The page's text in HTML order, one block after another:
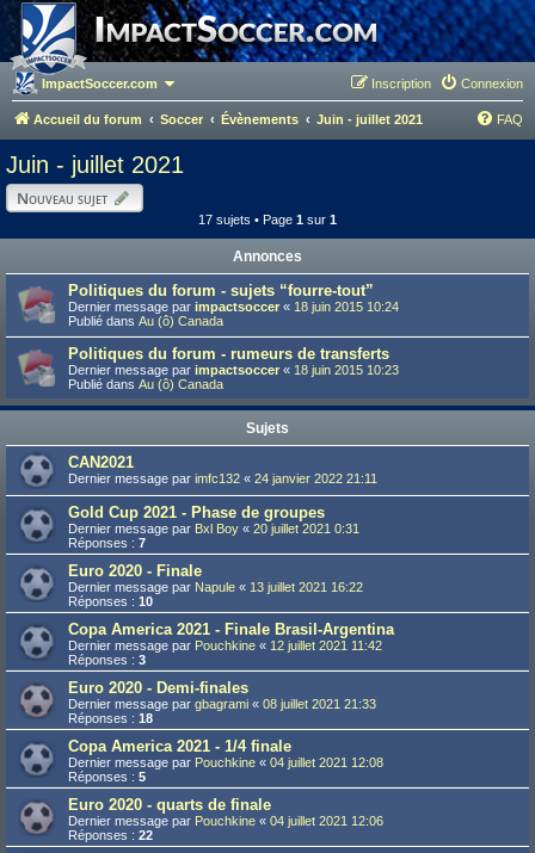
ImpactSoccer.com Connexion
Inscription
Accueil du forum Soccer Évènements Juin - juillet 2021 FAQ
Juin - juillet 2021
Nouveau sujet
17 sujets • Page 1 sur 1
Annonces
Politiques du forum - sujets “fourre-tout”
Dernier message par impactsoccer « 18 juin 2015 10:24
Publié dans Au (ô) Canada
Politiques du forum - rumeurs de transferts
Dernier message par impactsoccer « 18 juin 2015 10:23
Publié dans Au (ô) Canada
Sujets
CAN2021
Dernier message par imfc132 « 24 janvier 2022 21:11
Gold Cup 2021 - Phase de groupes
Dernier message par Bxl Boy « 20 juillet 2021 0:31
Réponses : 7
Euro 2020 - Finale
Dernier message par Napule « 13 juillet 2021 16:22
Réponses : 10
Copa America 2021 - Finale Brasil-Argentina
Dernier message par Pouchkine « 12 juillet 2021 11:42
Réponses : 3
Euro 2020 - Demi-finales
Dernier message par gbagrami « 08 juillet 2021 21:33
Réponses : 18
Copa America 2021 - 1/4 finale
Dernier message par Pouchkine « 04 juillet 2021 12:08
Réponses : 5
Euro 2020 - quarts de finale
Dernier message par Pouchkine « 04 juillet 2021 12:06
Réponses : 22